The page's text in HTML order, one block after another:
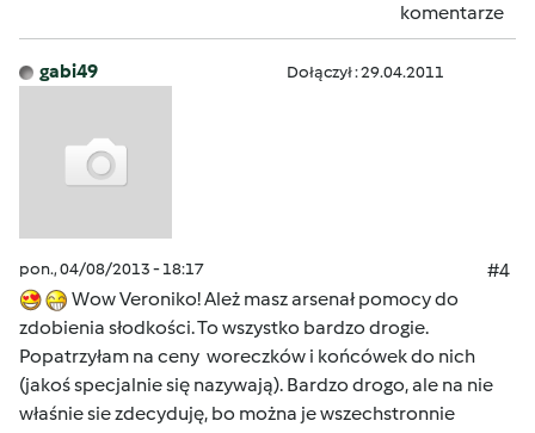
komentarze
gabi49 Dołączył : 29.04.2011
pon., 04/08/2013 - 18:17
#4
Wow Veroniko! Ależ masz arsenał pomocy do
zdobienia słodkości. To wszystko bardzo drogie.
Popatrzyłam na ceny woreczków i końcówek do nich
(jakoś specjalnie się nazywają). Bardzo drogo, ale na nie
właśnie sie zdecyduję, bo można je wszechstronnie